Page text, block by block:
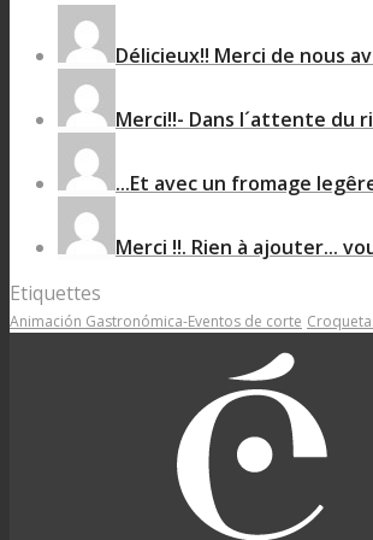
Délicieux!! Merci de nous
Merci!!- Dans l´attente du
...Et avec un fromage
Merci !!. Rien à ajouter...
Etiquettes
Animación Gastronómica-Eventos de corte